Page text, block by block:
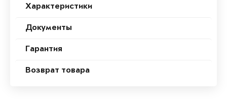
Характеристики
Документы
Гарантия
Возврат товара